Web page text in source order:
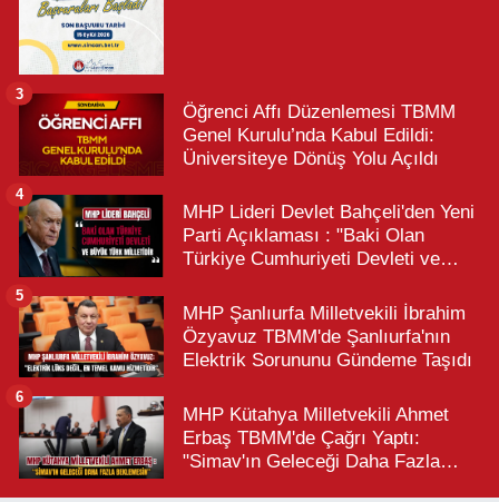
Öğrenci Affı Düzenlemesi TBMM
Genel Kurulu’nda Kabul Edildi:
Üniversiteye Dönüş Yolu Açıldı
3
MHP Lideri Devlet Bahçeli'den Yeni
Parti Açıklaması : "Baki Olan
Türkiye Cumhuriyeti Devleti ve
4
MHP Şanlıurfa Milletvekili İbrahim
Özyavuz TBMM'de Şanlıurfa'nın
Elektrik Sorununu Gündeme Taşıdı
5
MHP Kütahya Milletvekili Ahmet
Erbaş TBMM'de Çağrı Yaptı:
"Simav'ın Geleceği Daha Fazla
6